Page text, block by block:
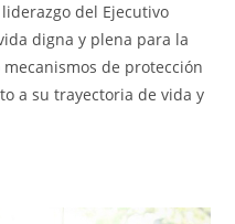
del Ejecutivo
digna y plena para la
de protección
a su trayectoria de vida y